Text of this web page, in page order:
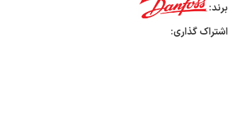
برند:
اشتراک گذاری: